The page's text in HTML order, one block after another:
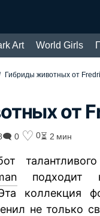
Art World Girls
Гибриды животных от
от
🗨 0 ♡ 0⏳ 2 мин
подходит
коллекция
не только